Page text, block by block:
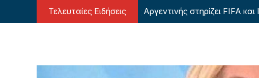
Τελευταίες Ειδήσεις
Η ομοσπονδία της Αργεντινής στηρίζει FIFA και